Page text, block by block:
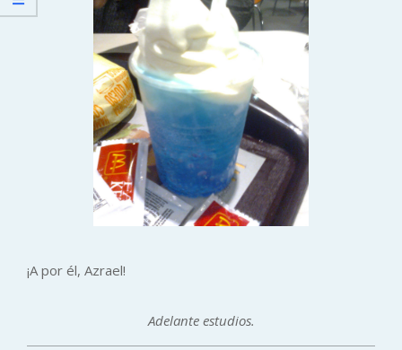
¡A por él, Azrael!
Adelante estudios.